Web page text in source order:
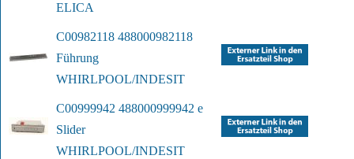
ELICA
C00982118 488000982118
Führung
WHIRLPOOL/INDESIT
C00999942 488000999942 e
Slider
WHIRLPOOL/INDESIT